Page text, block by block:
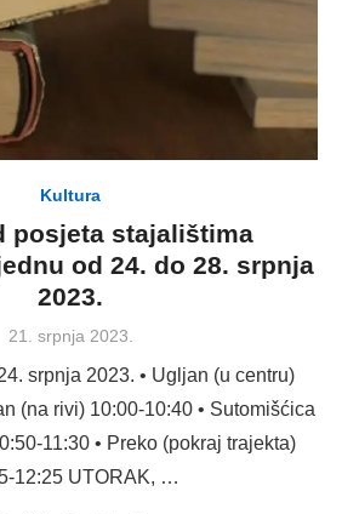
Kultura
posjeta stajalištima
od 24. do 28. srpnja
2023.
Posted
21. srpnja 2023.
srpnja 2023. • Ugljan (u centru)
(na rivi) 10:00-10:40 • Sutomišćica
11:30 • Preko (pokraj trajekta)
12:25 UTORAK, …